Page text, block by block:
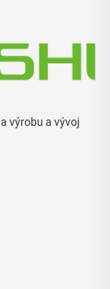
výrobu a vývoj